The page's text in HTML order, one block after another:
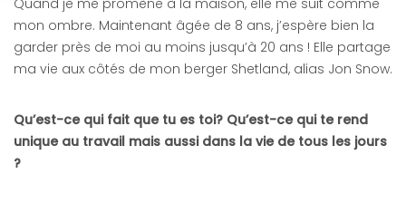
Quand je me promène à la maison, elle me suit comme
mon ombre. Maintenant âgée de 8 ans, j’espère bien la
garder près de moi au moins jusqu’à 20 ans ! Elle partage
ma vie aux côtés de mon berger Shetland, alias Jon Snow.
Qu’est-ce qui fait que tu es toi? Qu’est-ce qui te rend
unique au travail mais aussi dans la vie de tous les jours
?